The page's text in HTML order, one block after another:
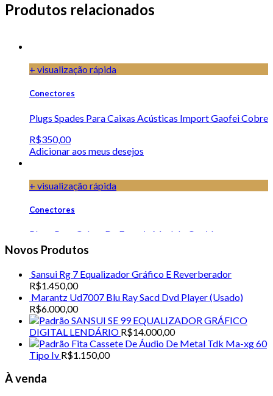
Produtos relacionados
+ visualização rápida
Conectores
Plugs Spades Para Caixas Acústicas Import Gaofei Cobre
R$350,00
Adicionar aos meus desejos
+ visualização rápida
Conectores
Plugs Para Cabos De Energia Modelo Oyaide
Importado- AZUL
Adicionar aos meus desejos
+ visualização rápida
Conectores
Plugs Lock Banana Para Cabos De Caixas Acústicas Hi
End em RHODIUM
Novos Produtos
Sansui Rg 7 Equalizador Gráfico E Reverberador
R$1.450,00
Marantz Ud7007 Blu Ray Sacd Dvd Player (Usado)
R$6.000,00
SANSUI SE 99 EQUALIZADOR GRÁFICO
DIGITAL LENDÁRIO R$14.000,00
Fita Cassete De Áudio De Metal Tdk Ma-xg 60
Tipo Iv R$1.150,00
À venda